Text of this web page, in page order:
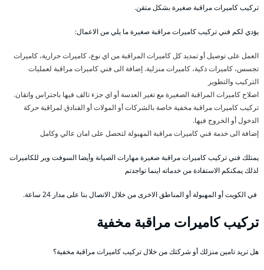
تركيب كاميرات مراقبة صغيرة بشكل متقن.
يؤدي لكم فني تركيب كاميرات مراقبة صغيرة ما يلي من الاعمال:
العمل على توصيل أو تمديد كل كاميرات المراقبة من اي نوع، كاميرات حرارية، كاميرات
تجسس، كاميرات ذكية، كاميرات منزلية. إضافة الى فني كاميرات مراقبة لعمليات
التركيب والتطوير
اصلاح كاميرات المراقبة الصغيرة مع تغير العدسة أو اي جزء تالف فيها باحتراس واتقان.
تركيب كاميرات مراقبة مخفية خاصة بالشركات أو المولات أو الفنادق لمراقبة حركة
الدخول أو الخروج فيها.
إضافة الى خدمة فني كاميرات مراقبة المهبولة لتحصل على امان عالي وكامل
يمتلك فني تركيب كاميرات مراقبة صغيرة مهارات الصيانة وأيضا السوفت وير للكاميرات
لذلك يمكنكم الاستفادة من خدماته اينما تواجدتم
في الكويت أو المهبولة أو المناطق الاخرى من خلال الاتصال بنا على مدار 24 ساعة.
تركيب كاميرات مراقبة مخفية
هل تريد تامين منزلك أو شركتك من خلال تركيب كاميرات مراقبة مخفية؟